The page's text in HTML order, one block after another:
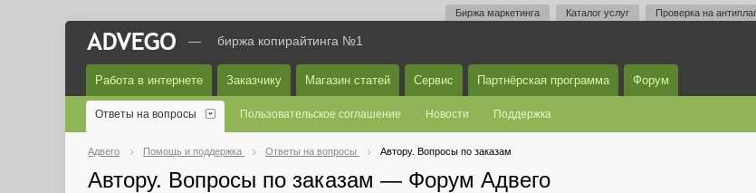
Биржа маркетинга Каталог услуг Проверка на
— биржа копирайтинга №1
Работа в интернете Заказчику Магазин статей Сервис Партнёрская программа Форум
Ответы на вопросы Пользовательское соглашение Новости Поддержка
Адвего Помощь и поддержка Ответы на вопросы Автору. Вопросы по заказам
Автору. Вопросы по заказам — Форум Адвего